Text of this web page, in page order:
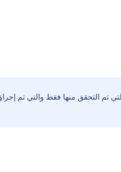
تم التحقق منها فقط والتي تم